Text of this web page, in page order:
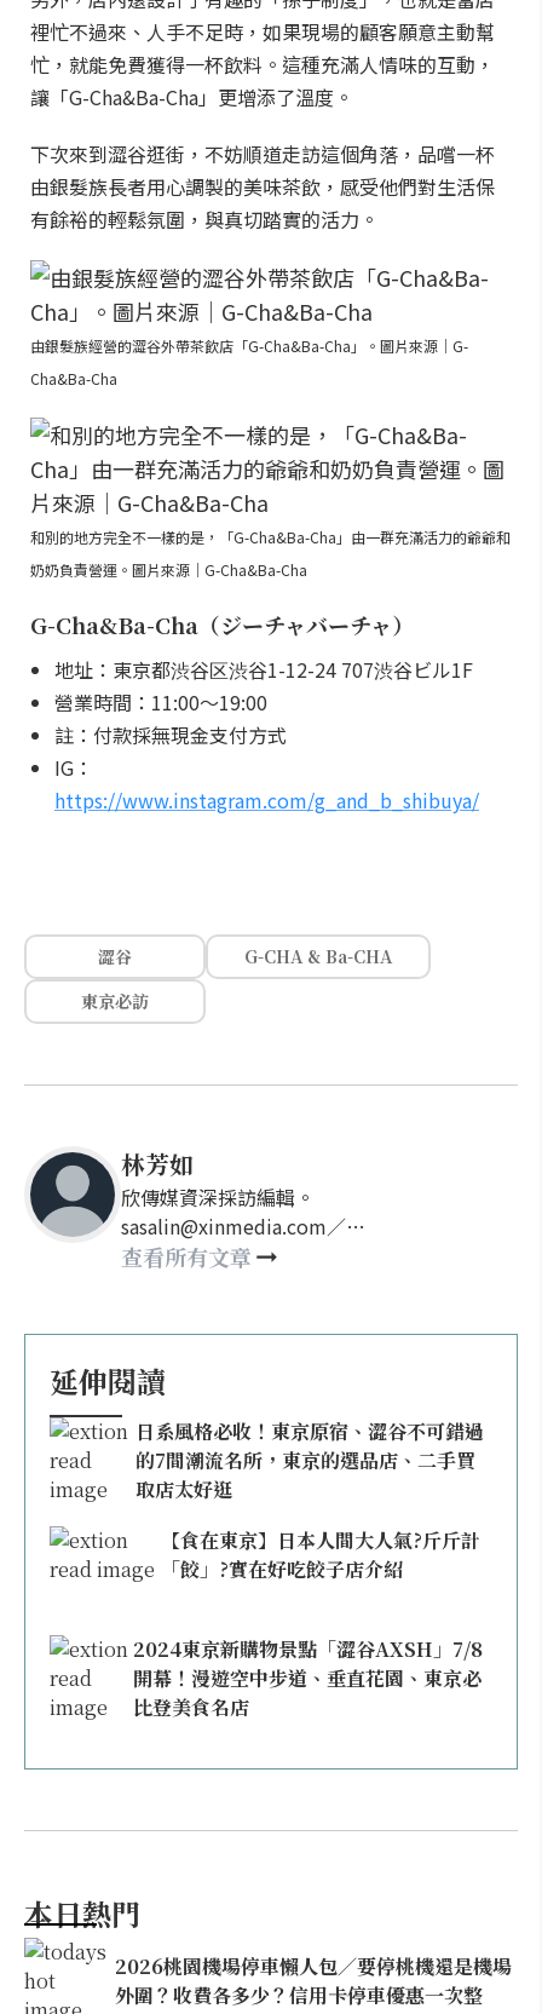
裡忙不過來、人手不足時，如果現場的顧客願意主動幫
忙，就能免費獲得一杯飲料。這種充滿人情味的互動，
讓「G-Cha&Ba-Cha」更增添了溫度。
下次來到澀谷逛街，不妨順道走訪這個角落，品嚐一杯
由銀髮族長者用心調製的美味茶飲，感受他們對生活保
有餘裕的輕鬆氛圍，與真切踏實的活力。
由銀髮族經營的澀谷外帶茶飲店「G-Cha&Ba-Cha」。圖片來源｜G-
Cha&Ba-Cha
和別的地方完全不一樣的是，「G-Cha&Ba-Cha」由一群充滿活力的爺爺和
奶奶負責營運。圖片來源｜G-Cha&Ba-Cha
G-Cha&Ba-Cha（ジーチャバーチャ）
地址：東京都渋谷区渋谷1-12-24 707渋谷ビル1F
營業時間：11:00～19:00
註：付款採無現金支付方式
IG：
https://www.instagram.com/g_and_b_shibuya/
澀谷
G-CHA & Ba-CHA
東京必訪
林芳如
欣傳媒資深採訪編輯。
sasalin@xinmedia.com／
happy21917@gmail.com
查看所有文章
延伸閱讀
日系風格必收！東京原宿、澀谷不可錯過
的7間潮流名所，東京的選品店、二手買
取店太好逛
【食在東京】日本人間大人氣?斤斤計
「餃」?實在好吃餃子店介紹
2024東京新購物景點「澀谷AXSH」7/8
開幕！漫遊空中步道、垂直花園、東京必
比登美食名店
本日熱門
2026桃園機場停車懶人包／要停桃機還是機場
外圍？收費各多少？信用卡停車優惠一次整